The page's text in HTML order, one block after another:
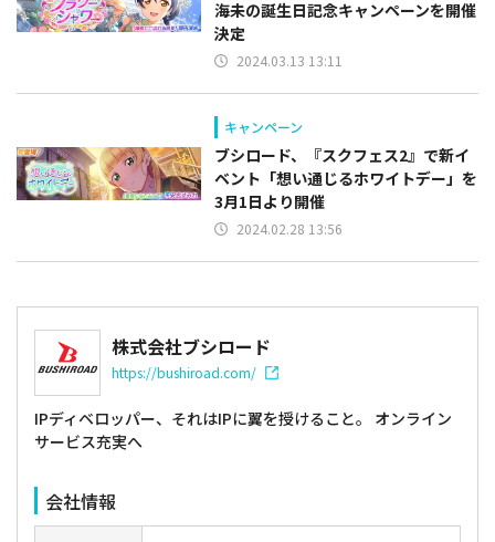
海未の誕生日記念キャンペーンを開催
決定
2024.03.13 13:11
キャンペーン
ブシロード、『スクフェス2』で新イ
ベント「想い通じるホワイトデー」を
3月1日より開催
2024.02.28 13:56
株式会社ブシロード
https://bushiroad.com/
IPディベロッパー、それはIPに翼を授けること。 オンライン
サービス充実へ
会社情報